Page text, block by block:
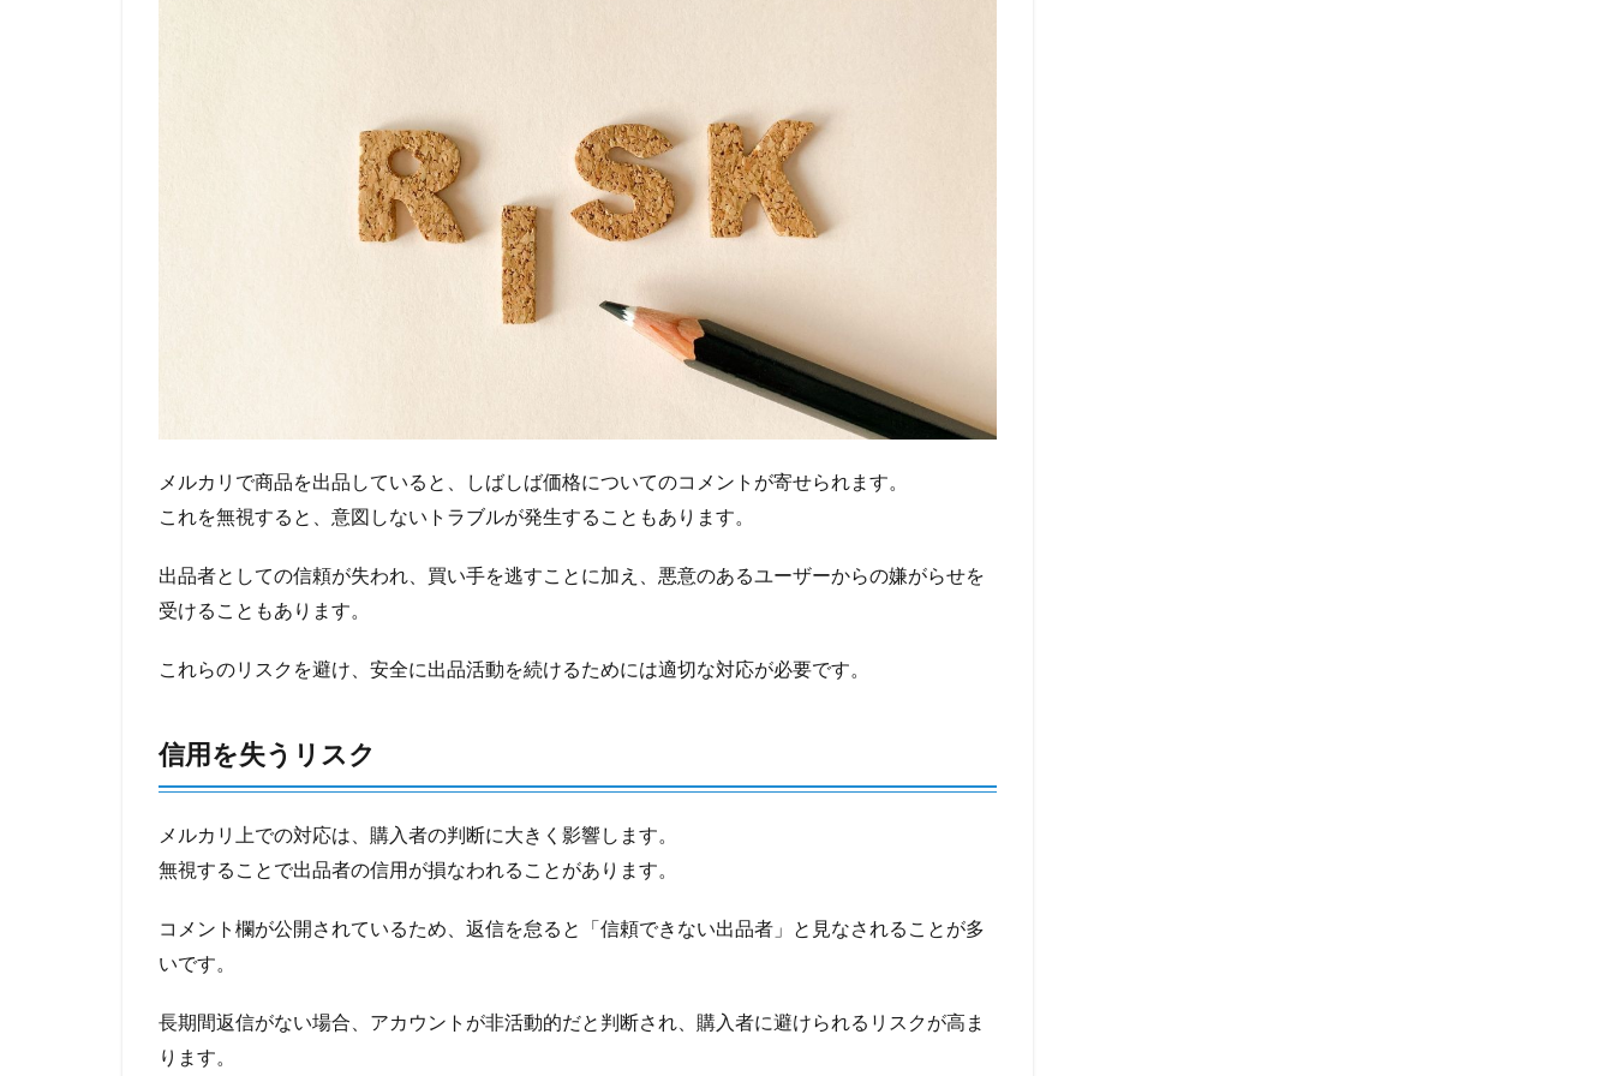
メルカリで商品を出品していると、しばしば価格についてのコメントが寄せられます。
これを無視すると、意図しないトラブルが発生することもあります。
出品者としての信頼が失われ、買い手を逃すことに加え、悪意のあるユーザーからの嫌がらせを
受けることもあります。
これらのリスクを避け、安全に出品活動を続けるためには適切な対応が必要です。
信用を失うリスク
メルカリ上での対応は、購入者の判断に大きく影響します。
無視することで出品者の信用が損なわれることがあります。
コメント欄が公開されているため、返信を怠ると「信頼できない出品者」と見なされることが多
いです。
長期間返信がない場合、アカウントが非活動的だと判断され、購入者に避けられるリスクが高ま
ります。